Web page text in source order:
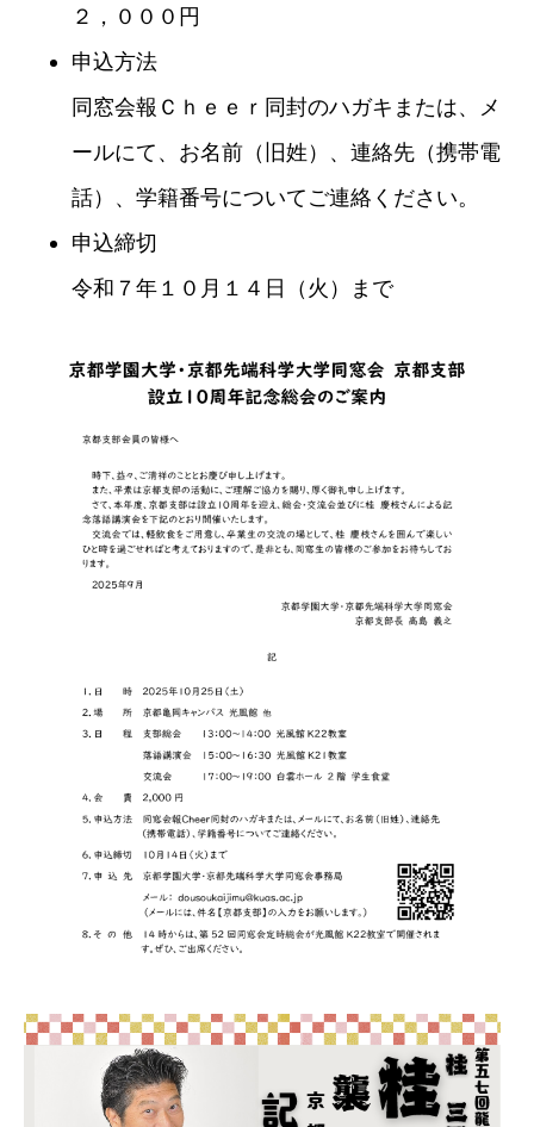
２，０００円
申込方法
同窓会報Ｃｈｅｅｒ同封のハガキまたは、メ
ールにて、お名前（旧姓）、連絡先（携帯電
話）、学籍番号についてご連絡ください。
申込締切
令和７年１０月１４日（火）まで